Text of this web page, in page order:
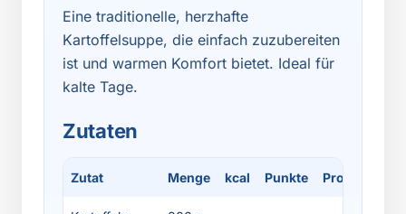
Eine traditionelle, herzhafte
Kartoffelsuppe, die einfach zuzubereiten
ist und warmen Komfort bietet. Ideal für
kalte Tage.
Zutaten
Zutat Menge kcal Punkte Protein